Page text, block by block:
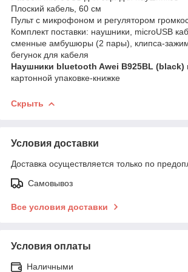
Плоский кабель, 60 см
Пульт с микрофоном и регулятором
Комплект поставки: наушники, microUSB
сменные амбушюры (2 пары), клипса-
бегунок для кабеля
Наушники bluetooth Awei B925BL (black)
картонной упаковке-книжке
Скрыть
Условия доставки
Доставка осуществляется только по
Самовывоз
Все условия доставки
Условия оплаты
Наличными